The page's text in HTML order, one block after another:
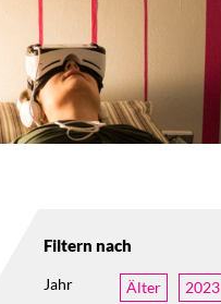
Filtern nach
Jahr Älter 2023